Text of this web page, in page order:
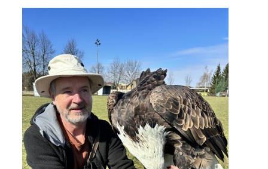
ŠKOLNÍ DRUŽINA
ŠKOLNÍ JÍDELNA
ARCHIV
KROUŽKY